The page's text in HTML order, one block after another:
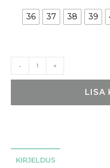
36 37 38 39
sandaalid
kogus
- +
LISA
KIRJELDUS